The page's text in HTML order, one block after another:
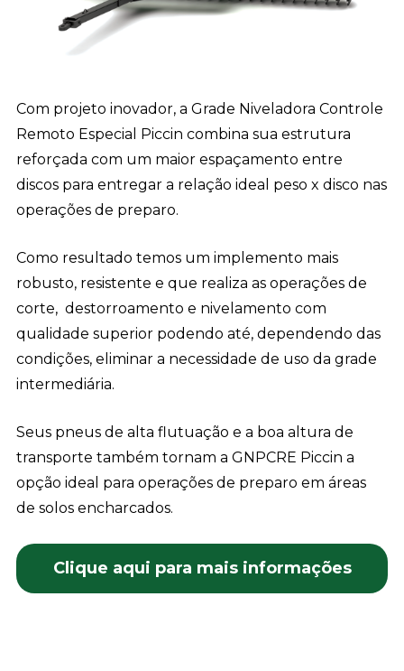
Com projeto inovador, a Grade Niveladora Controle
Remoto Especial Piccin combina sua estrutura
reforçada com um maior espaçamento entre
discos para entregar a relação ideal peso x disco nas
operações de preparo.
Como resultado temos um implemento mais
robusto, resistente e que realiza as operações de
corte, destorroamento e nivelamento com
qualidade superior podendo até, dependendo das
condições, eliminar a necessidade de uso da grade
intermediária.
Seus pneus de alta flutuação e a boa altura de
transporte também tornam a GNPCRE Piccin a
opção ideal para operações de preparo em áreas
de solos encharcados.
Clique aqui para mais informações